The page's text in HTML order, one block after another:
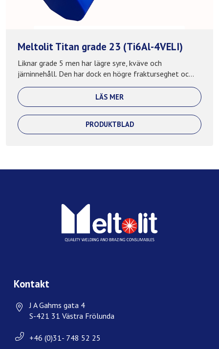
Meltolit Titan grade 23 (Ti6Al-4VELI)
Liknar grade 5 men har lägre syre, kväve och
järninnehåll. Den har dock en högre frakturseghet oc...
LÄS MER
PRODUKTBLAD
Kontakt
J A Gahms gata 4
S-421 31 Västra Frölunda
+46 (0)31- 748 52 25